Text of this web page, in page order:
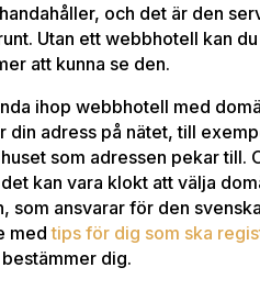
och det är den
Utan ett webbhotell kan
att kunna se den.
ihop webbhotell med
din adress på nätet, till
som adressen pekar till.
kan vara klokt att välja
som ansvarar för den
medtips för dig som ska
dig.